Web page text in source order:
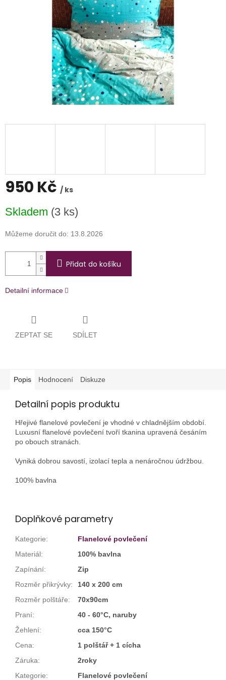
950 Kč / ks
cena:
Skladem (3 ks)
Můžeme doručit do: 13.8.2026
Přidat do košíku
Detailní informace
ZEPTAT SE SDÍLET
Popis Hodnocení Diskuze
Detailní popis produktu
Hřejivé flanelové povlečení je vhodné v chladnějším období.
Luxusní flanelové povlečení tvoří tkanina upravená česáním
po obouch stranách.
Vyniká dobrou savostí, izolací tepla a nenáročnou údržbou.
100% bavlna
Doplňkové parametry
Kategorie:
Flanelové povlečení
Materiál:
100% bavlna
Zapínání:
Zip
Rozměr přikrývky:
140 x 200 cm
Rozměr polštáře:
70x90cm
Praní:
40 - 60°C, naruby
Žehlení:
cca 150°C
Cena:
1 polštář + 1 cícha
Záruka:
2roky
Kategorie: Flanelové povlečení